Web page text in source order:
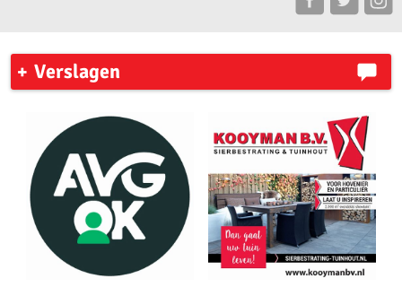
Verslagen
Zaterdag 31 mei 2026 organiseerde AV ’23 in Amsterdam de
pupillencompetitie.
Zaterdag 18 april vond de eerste wedstrijd van de
pupillencompetitie plaats bij Phanos in Amsterdam.
Verslag pupillen voorjaars wedstrijd 13 april 2026